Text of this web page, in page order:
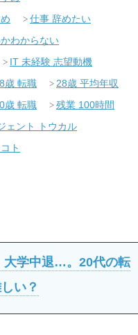
仕事 辞めたい
わからない
IT 未経験 志望動機
歳 転職
28歳 平均年収
歳 転職
残業 100時間
ェント トウカル
ト
大学中退…。20代の転
い？